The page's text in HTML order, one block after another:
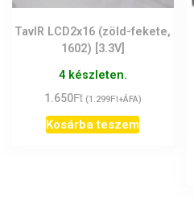
TavIR LCD2x16 (zöld-fekete,
1602) [3.3V]
4 készleten.
1.650Ft (1.299Ft+ÁFA)
Kosárba teszem